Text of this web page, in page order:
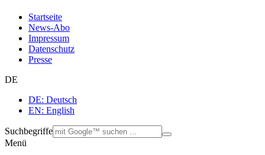
Startseite
News-Abo
Impressum
Datenschutz
Presse
DE
DE: Deutsch
EN: English
Suchbegriffe
Menü